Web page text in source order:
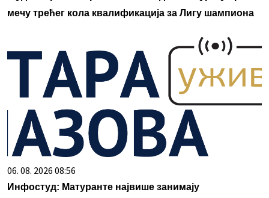
мечу трећег кола квалификација за Лигу шампиона
06. 08. 2026 08:56
Инфостуд: Матуранте највише занимају